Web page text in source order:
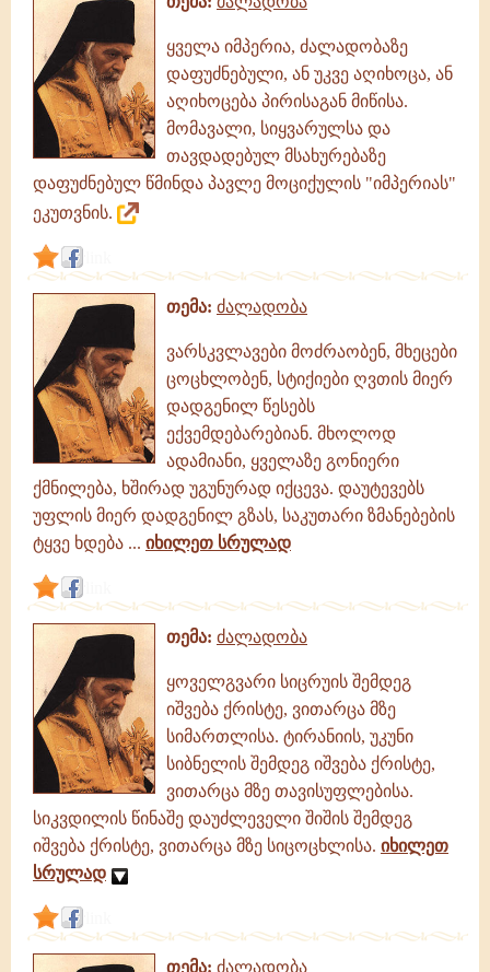
ყველა იმპერია, ძალადობაზე
დაფუძნებული, ან უკვე აღიხოცა, ან
აღიხოცება პირისაგან მიწისა.
მომავალი, სიყვარულსა და
თავდადებულ მსახურებაზე
დაფუძნებულ წმინდა პავლე მოციქულის "იმპერიას"
ეკუთვნის.
თემა: ძალადობა
ვარსკვლავები მოძრაობენ, მხეცები
ცოცხლობენ, სტიქიები ღვთის მიერ
დადგენილ წესებს
ექვემდებარებიან. მხოლოდ
ადამიანი, ყველაზე გონიერი
ქმნილება, ხშირად უგუნურად იქცევა. დაუტევებს
უფლის მიერ დადგენილ გზას, საკუთარი ზმანებების
ტყვე ხდება ... იხილეთ სრულად
თემა: ძალადობა
ყოველგვარი სიცრუის შემდეგ
იშვება ქრისტე, ვითარცა მზე
სიმართლისა. ტირანიის, უკუნი
სიბნელის შემდეგ იშვება ქრისტე,
ვითარცა მზე თავისუფლებისა.
სიკვდილის წინაშე დაუძლეველი შიშის შემდეგ
იშვება ქრისტე, ვითარცა მზე სიცოცხლისა. იხილეთ
სრულად
თემა: ძალადობა